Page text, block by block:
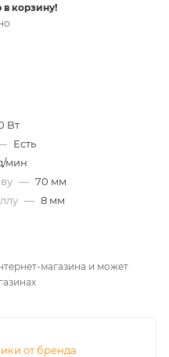
в корзину!
Вт
Есть
мин
— 70 мм
— 8 мм
магазина и может
от бренда